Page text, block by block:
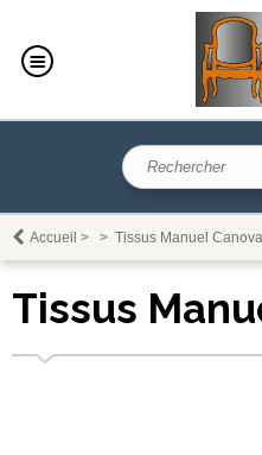
Accueil > > Tissus Manuel
Tissus